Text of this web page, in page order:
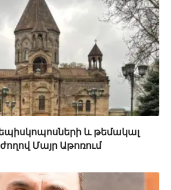
և թեմակալ
Մայր Աթոռում